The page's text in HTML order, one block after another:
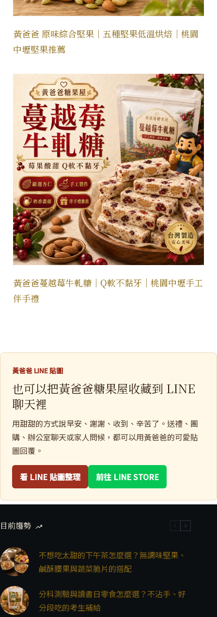
黃爸爸 原味綜合堅果｜五種堅果低溫烘焙｜桃園
中壢堅果推薦
黃爸爸蔓越莓牛軋糖｜Q軟不黏牙｜桃園中壢手工
伴手禮
黃爸爸 LINE 貼圖
也可以把黃爸爸糖果屋收藏到 LINE
聊天裡
用甜甜的方式說早安、謝謝、收到、辛苦了。送禮、團
購、辦公室聊天或家人問候，都可以用黃爸爸的可愛貼
圖回覆。
看 LINE 貼圖整理 前往 LINE STORE
目前趨勢
不想吃太甜的下午茶怎麼選？無調味堅果、
鹹酥腰果與蔬菜脆片的搭配
分科測驗與讀書日零食怎麼選？不沾手、好
分段吃的考生補給